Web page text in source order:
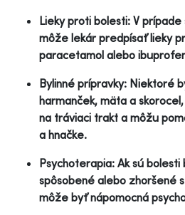
Lieky proti bolesti: V
môže lekár predpísať lieky
paracetamol alebo
Bylinné prípravky: Niektoré
harmanček, mäta a
na tráviaci trakt a môžu
a hnačke.
Psychoterapia: Ak sú bolesti
spôsobené alebo zhoršené
môže byť nápomocná